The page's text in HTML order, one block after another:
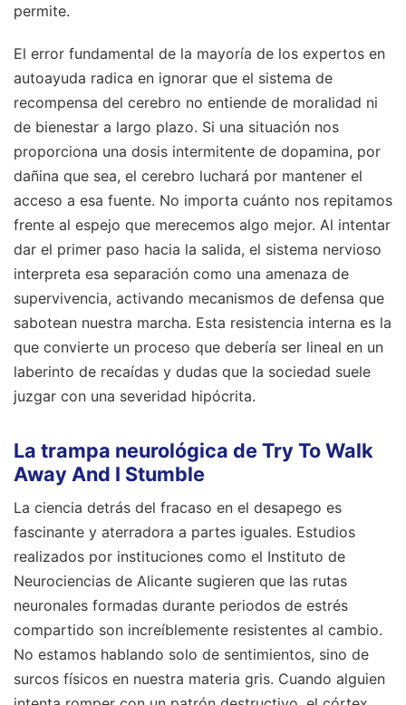
permite.
El error fundamental de la mayoría de los expertos en
autoayuda radica en ignorar que el sistema de
recompensa del cerebro no entiende de moralidad ni
de bienestar a largo plazo. Si una situación nos
proporciona una dosis intermitente de dopamina, por
dañina que sea, el cerebro luchará por mantener el
acceso a esa fuente. No importa cuánto nos repitamos
frente al espejo que merecemos algo mejor. Al intentar
dar el primer paso hacia la salida, el sistema nervioso
interpreta esa separación como una amenaza de
supervivencia, activando mecanismos de defensa que
sabotean nuestra marcha. Esta resistencia interna es la
que convierte un proceso que debería ser lineal en un
laberinto de recaídas y dudas que la sociedad suele
juzgar con una severidad hipócrita.
La trampa neurológica de Try To Walk
Away And I Stumble
La ciencia detrás del fracaso en el desapego es
fascinante y aterradora a partes iguales. Estudios
realizados por instituciones como el Instituto de
Neurociencias de Alicante sugieren que las rutas
neuronales formadas durante periodos de estrés
compartido son increíblemente resistentes al cambio.
No estamos hablando solo de sentimientos, sino de
surcos físicos en nuestra materia gris. Cuando alguien